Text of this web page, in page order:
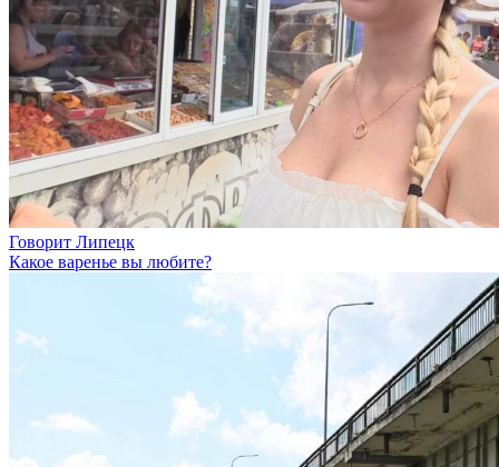
Говорит Липецк
Какое варенье вы любите?